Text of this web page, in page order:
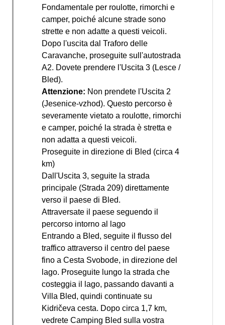
Fondamentale per roulotte, rimorchi e
camper, poiché alcune strade sono
strette e non adatte a questi veicoli.
Dopo l'uscita dal Traforo delle
Caravanche, proseguite sull'autostrada
A2. Dovete prendere l'Uscita 3 (Lesce /
Bled).
Attenzione: Non prendete l'Uscita 2
(Jesenice-vzhod). Questo percorso è
severamente vietato a roulotte, rimorchi
e camper, poiché la strada è stretta e
non adatta a questi veicoli.
Proseguite in direzione di Bled (circa 4
km)
Dall'Uscita 3, seguite la strada
principale (Strada 209) direttamente
verso il paese di Bled.
Attraversate il paese seguendo il
percorso intorno al lago
Entrando a Bled, seguite il flusso del
traffico attraverso il centro del paese
fino a Cesta Svobode, in direzione del
lago. Proseguite lungo la strada che
costeggia il lago, passando davanti a
Villa Bled, quindi continuate su
Kidričeva cesta. Dopo circa 1,7 km,
vedrete Camping Bled sulla vostra